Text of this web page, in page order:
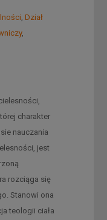
Dział
,
charakter
nauczania
jest
rozciąga się
Stanowi ona
teologii ciała